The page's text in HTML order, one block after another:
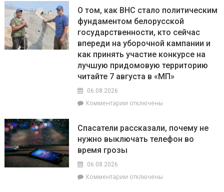
на
7
августа:
Тельцам
стоит
уделить
внимание
финансовой
Рыбам
не
физически
О том, как ВНС стало политическим
фундаментом белорусской
государственности, кто сейчас
впереди на уборочной кампании и
как принять участие конкурсе на
лучшую придомовую территорию
читайте 7 августа в «МП»
06.08.2026
Комментарии к
том,
как
фундаментом
отключены
Спасатели рассказали, почему не
нужно выключать телефон во
время грозы
06.08.2026
Комментарии котключены